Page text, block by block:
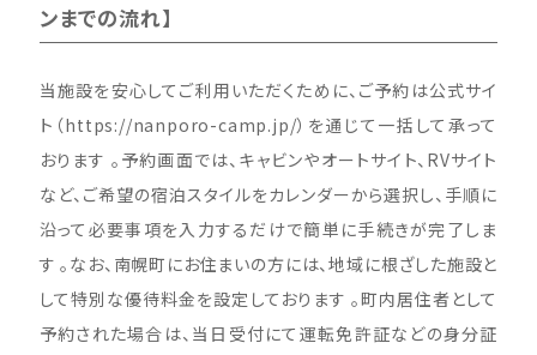
ンまでの流れ】
当施設を安心してご利用いただくために、ご予約は公式サイ
ト（https://nanporo-camp.jp/）を通じて一括して承って
おります 。予約画面では、キャビンやオートサイト、RVサイト
など、ご希望の宿泊スタイルをカレンダーから選択し、手順に
沿って必要事項を入力するだけで簡単に手続きが完了しま
す。なお、南幌町にお住まいの方には、地域に根ざした施設と
して特別な優待料金を設定しております 。町内居住者として
予約された場合は、当日受付にて運転免許証などの身分証